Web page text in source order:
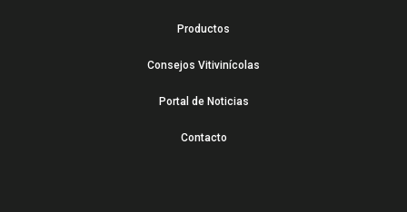
Productos
Consejos Vitivinícolas
Portal de Noticias
Contacto